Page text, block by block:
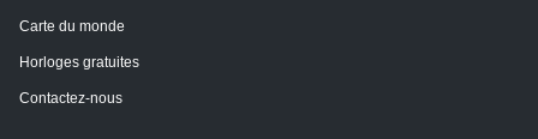
Carte du monde
Horloges gratuites
Contactez-nous